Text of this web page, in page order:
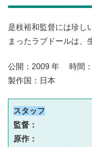
是枝裕和監督には珍し
まったラブドールは、
公開：2009 年 時
製作国：日本
スタッフ
監督
原作：　　　　　　